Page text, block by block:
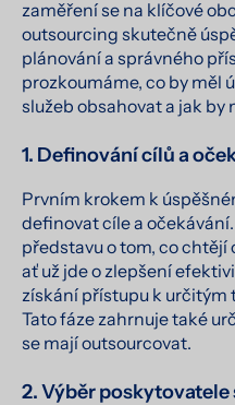
zaměření se na klíčové
outsourcing skutečně
plánování a správného
prozkoumáme, co by měl
služeb obsahovat a jak by
1. Definování cílů a
Prvním krokem k
definovat cíle a
představu o tom, co
ať už jde o zlepšení
získání přístupu k
Tato fáze zahrnuje také
se mají outsourcovat.
2. Výběr poskytovatele